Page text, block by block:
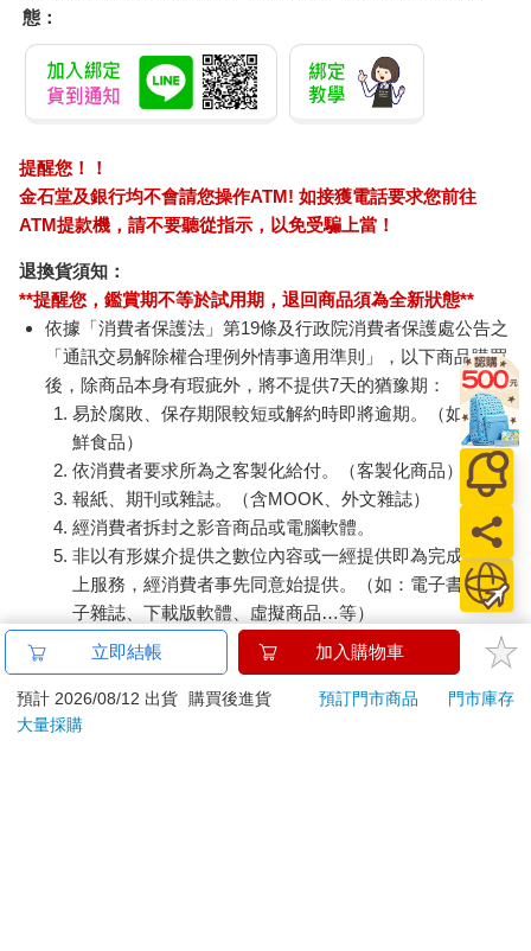
假，希望回家探望一下家人，而方丈同意了請求。
兩天後，我帶著簡單的行李啟程返鄉。
沿路上，我一直期盼很快可以看見家人，所以不自覺加快腳步。
經過幾個小時的跋涉後，故鄉逐漸出現在我的眼前，我順著曾經
熟悉的小徑，轉進位於河邊的舊家。但原本的家不見了，只剩長
我慌張地四處找尋，卻完全看不到家的蹤影，於是往外走了很長
一段路，才發現有戶人家，向他們請教：「請問原本住在河邊的
那戶人家，他們搬去那裡了？」
們到底去了那裡，後來地主才把原本搭建的農舍拆除，將土地拿
來耕作。」
我心中茫然無措，拖著沉重的腳步，緩緩回到寺裡，把這個情況
告訴了方丈，請認識的信眾與朋友代為打聽家人的消息。
只是時間飛逝，我一直都完全沒有家中任何的訊息。我決定把對
家人的思念之情化為力量，用修行來淡化心中的憂慮。
元空寺之旅與托缽修練
有一次，寺院進行相互觀摩學習的活動，白雲寺應邀到甘肅的元
空寺，住持方丈指定了八位弟子隨行學習，我也幸運成為其中一
員。這次的遊學觀摩，由寺裡出發到甘肅元空寺，全程一千多公
里，所有參加的人都必須參與托缽祈福，並且就地就寢，不可借
宿民宅，而照顧馬匹和行李的人則每天輪調，讓每個人都有機會
我們按照約定的時間出發了。第一天出寺門後，每天的行程如
下：所有參與托缽的人邊走邊誦經到辰時結束（早上七點至九
點），然後在巳時（早上九點至十一點）開始一邊前進，一邊沿
途托缽祈福至午時結束，分配食物就地午膳，飯後整理現地，接
態：
提醒您！！
金石堂及銀行均不會請您操作ATM! 如接獲電話要求您前往
ATM提款機，請不要聽從指示，以免受騙上當！
退換貨須知：
**提醒您，鑑賞期不等於試用期，退回商品須為全新狀態**
依據「消費者保護法」第19條及行政院消費者保護處公告之
「通訊交易解除權合理例外情事適用準則」，以下商品購買
後，除商品本身有瑕疵外，將不提供7天的猶豫期：
易於腐敗、保存期限較短或解約時即將逾期。（如：生
鮮食品）
依消費者要求所為之客製化給付。（客製化商品）
報紙、期刊或雜誌。（含MOOK、外文雜誌）
經消費者拆封之影音商品或電腦軟體。
非以有形媒介提供之數位內容或一經提供即為完成之線
上服務，經消費者事先同意始提供。（如：電子書、電
子雜誌、下載版軟體、虛擬商品…等）
已拆封之個人衛生用品。（如：內衣褲、刮鬍刀、除毛
刀…等）
若非上列種類商品，均享有到貨7天的猶豫期（含例假
日）。
立即結帳 加入購物車
預計 2026/08/12 出貨 購買後進貨 預訂門市商品
門市庫存
大量採購